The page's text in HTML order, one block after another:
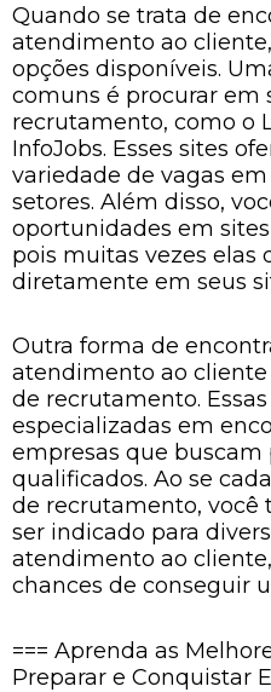
Quando se trata de
atendimento ao
opções disponíveis.
comuns é procurar em
recrutamento, como o
InfoJobs. Esses sites
variedade de vagas
setores. Além disso,
oportunidades em
pois muitas vezes elas
diretamente em seus
Outra forma de
atendimento ao cliente
de recrutamento.
especializadas em
empresas que buscam
qualificados. Ao se
de recrutamento, você
ser indicado para
atendimento ao
chances de conseguir
=== Aprenda as
Preparar e Conquistar